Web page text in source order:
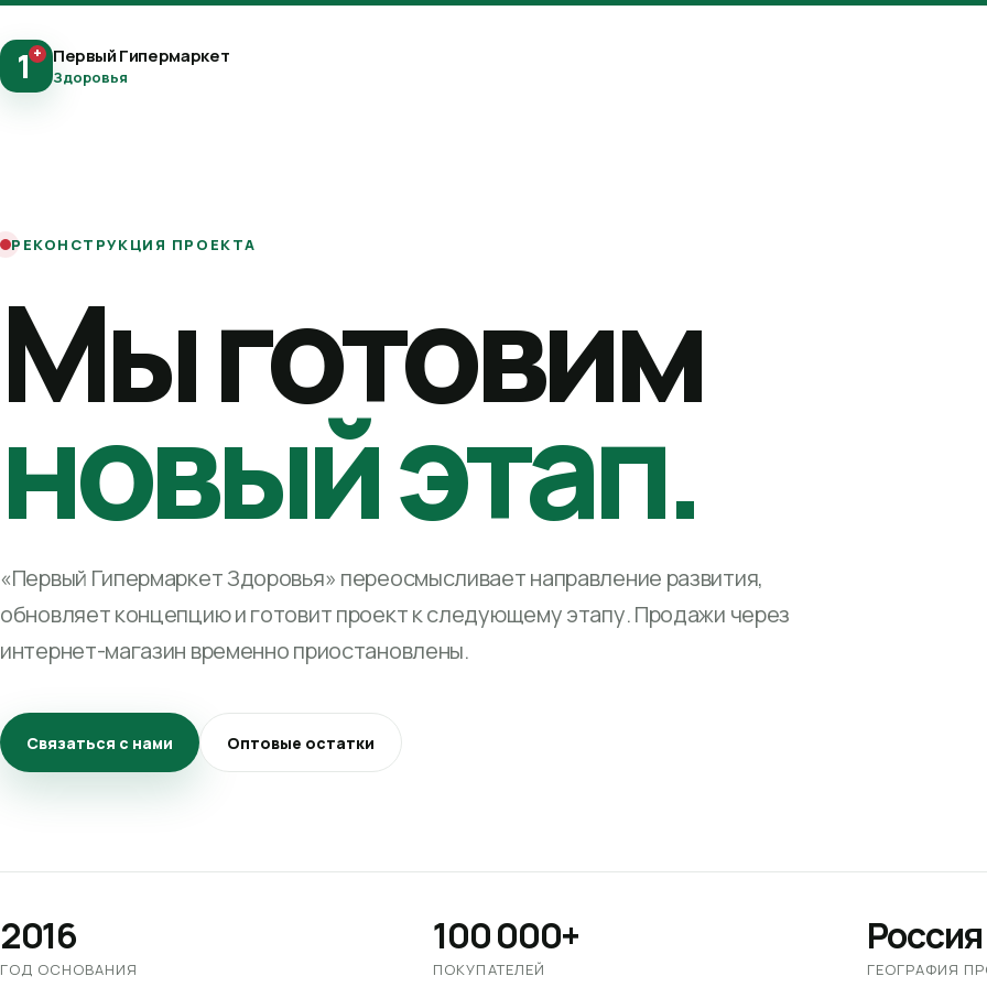
1+ Первый Гипермаркет
Здоровья
РЕКОНСТРУКЦИЯ ПРОЕКТА
Мы готовим
новый этап.
«Первый Гипермаркет Здоровья» переосмысливает направление развития,
обновляет концепцию и готовит проект к следующему этапу. Продажи через
интернет-магазин временно приостановлены.
Связаться с нами Оптовые остатки
2016
ГОД ОСНОВАНИЯ
100 000+
ПОКУПАТЕЛЕЙ
Россия
ГЕОГРАФИЯ